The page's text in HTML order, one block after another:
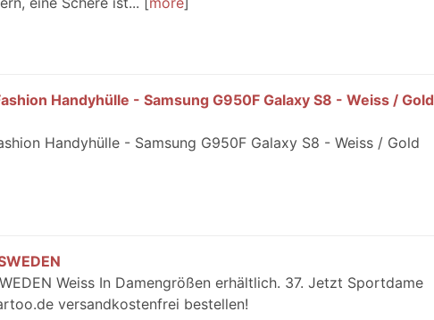
Handyhülle - Samsung G950F Galaxy S8 - Weiss / Gold
Handyhülle - Samsung G950F Galaxy S8 - Weiss / Gold
Weiss In Damengrößen erhältlich. 37. Jetzt Sportdame
versandkostenfrei bestellen!